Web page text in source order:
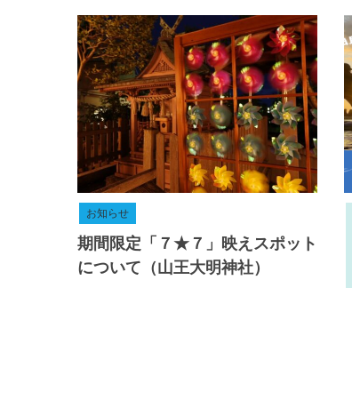
お知らせ
期間限定「７★７」映えスポット
について（山王大明神社）